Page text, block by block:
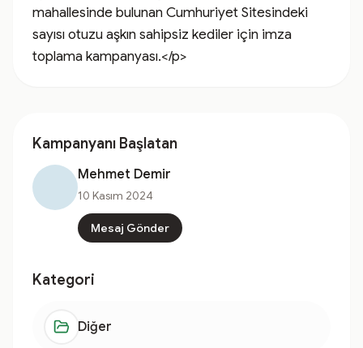
mahallesinde bulunan Cumhuriyet Sitesindeki
sayısı otuzu aşkın sahipsiz kediler için imza
toplama kampanyası.</p>
Kampanyanı Başlatan
Mehmet Demir
10 Kasım 2024
Mesaj Gönder
Kategori
Diğer